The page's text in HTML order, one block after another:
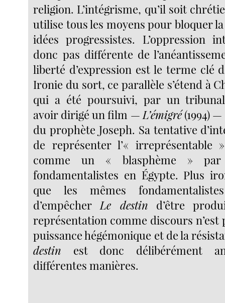
religion. L’intégrisme, qu’il soit
utilise tous les moyens pour bloquer
idées progressistes. L’oppression
donc pas différente de
liberté d’expression est le terme clé
Ironie du sort, ce parallèle s’étend à
qui a été poursuivi, par un
avoir dirigé un film —L’émigré(1994)
du prophète Joseph. Sa tentative
de représenter l’« irreprésentable
comme un « blasphème » par
fondamentalistes en Égypte. Plus
que les mêmes
d’empêcherLe destin d’être
représentation comme discours n’est
puissance hégémonique et de la
destin est donc délibérément
différentes manières.